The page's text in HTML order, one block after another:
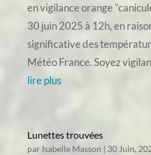
en vigilance orange
30 juin 2025 à 12h, en
significative des
Météo France. Soyez
lire plus
Lunettes trouvées
par Isabelle Masson | 30 Juin,